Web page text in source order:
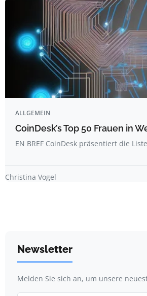
ALLGEMEIN
CoinDesk’s Top 50 Frauen in
EN BREF CoinDesk präsentiert die
Christina Vogel
Newsletter
Melden Sie sich an, um unsere